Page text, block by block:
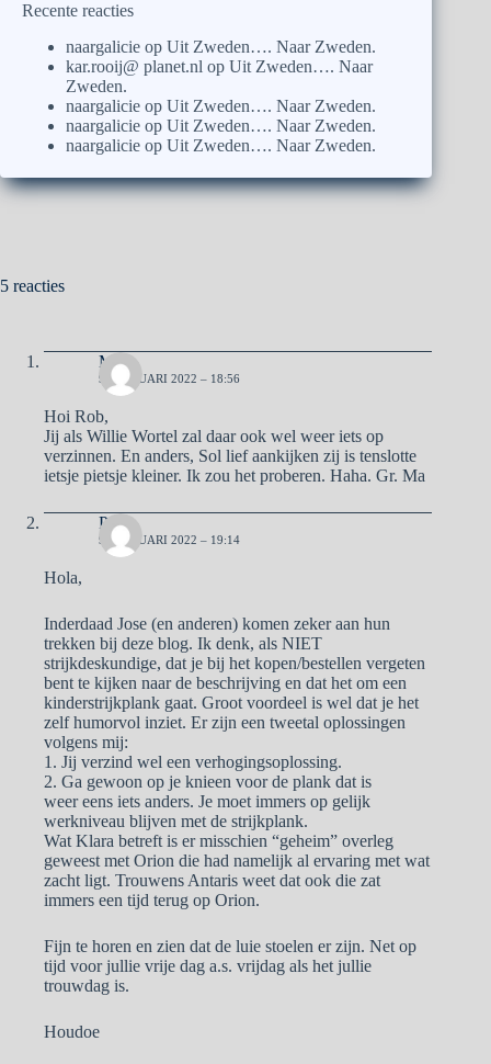
Recente reacties
naargalicie op Uit Zweden…. Naar Zweden.
kar.rooij@ planet.nl op Uit Zweden…. Naar
Zweden.
naargalicie op Uit Zweden…. Naar Zweden.
naargalicie op Uit Zweden…. Naar Zweden.
naargalicie op Uit Zweden…. Naar Zweden.
5 reacties
Ma
9 FEBRUARI 2022 – 18:56
Hoi Rob,
Jij als Willie Wortel zal daar ook wel weer iets op
verzinnen. En anders, Sol lief aankijken zij is tenslotte
ietsje pietsje kleiner. Ik zou het proberen. Haha. Gr. Ma
Pa
9 FEBRUARI 2022 – 19:14
Hola,
Inderdaad Jose (en anderen) komen zeker aan hun
trekken bij deze blog. Ik denk, als NIET
strijkdeskundige, dat je bij het kopen/bestellen vergeten
bent te kijken naar de beschrijving en dat het om een
kinderstrijkplank gaat. Groot voordeel is wel dat je het
zelf humorvol inziet. Er zijn een tweetal oplossingen
volgens mij:
1. Jij verzind wel een verhogingsoplossing.
2. Ga gewoon op je knieen voor de plank dat is
weer eens iets anders. Je moet immers op gelijk
werkniveau blijven met de strijkplank.
Wat Klara betreft is er misschien “geheim” overleg
geweest met Orion die had namelijk al ervaring met wat
zacht ligt. Trouwens Antaris weet dat ook die zat
immers een tijd terug op Orion.
Fijn te horen en zien dat de luie stoelen er zijn. Net op
tijd voor jullie vrije dag a.s. vrijdag als het jullie
trouwdag is.
Houdoe